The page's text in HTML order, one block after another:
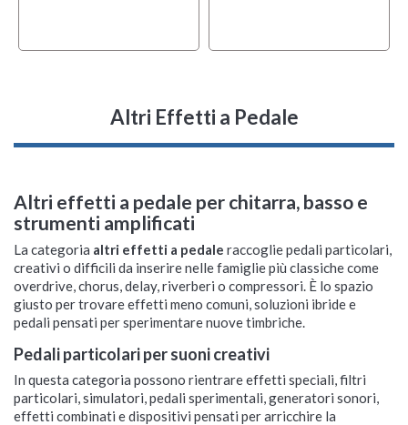
Altri Effetti a Pedale
Altri effetti a pedale per chitarra, basso e
strumenti amplificati
La categoria altri effetti a pedale raccoglie pedali particolari,
creativi o difficili da inserire nelle famiglie più classiche come
overdrive, chorus, delay, riverberi o compressori. È lo spazio
giusto per trovare effetti meno comuni, soluzioni ibride e
pedali pensati per sperimentare nuove timbriche.
Pedali particolari per suoni creativi
In questa categoria possono rientrare effetti speciali, filtri
particolari, simulatori, pedali sperimentali, generatori sonori,
effetti combinati e dispositivi pensati per arricchire la